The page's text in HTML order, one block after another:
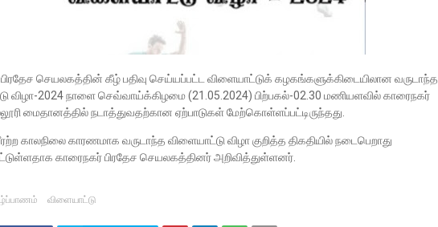
செயலகத்தின் கீழ் பதிவு செய்யப்பட்ட விளையாட்டுக் கழகங்களுக்கிடையிலான வருடாந்த
விழா-2024 நாளை செவ்வாய்க்கிழமை (21.05.2024) பிற்பகல்-02.30 மணியளவில் காரைநகர்
மைதானத்தில் நடாத்துவதற்கான ஏற்பாடுகள் மேற்கொள்ளப்பட்டிருந்தது.
காலநிலை காரணமாக வருடாந்த விளையாட்டு விழா குறித்த திகதியில் நடைபெறாது
காரைநகர் பிரதேச செயலகத்தினர் அறிவித்துள்ளனர்.
விளையாட்டு